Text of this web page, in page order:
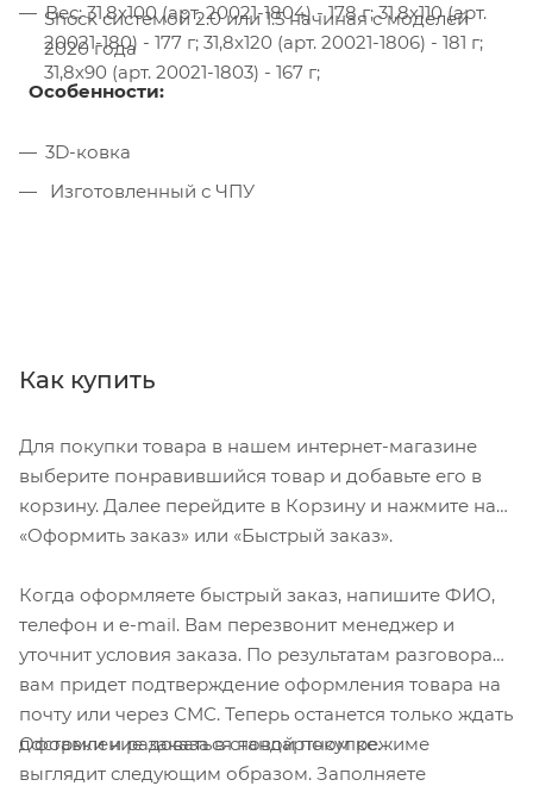
Вес: 31,8х100 (арт. 20021-1804) - 178 г; 31,8х110 (арт.
20021-180) - 177 г; 31,8х120 (арт. 20021-1806) - 181 г;
31,8х90 (арт. 20021-1803) - 167 г;
Shock системой 2.0 или 1.5 начиная с моделей
2020 года
Особенности:
3D-ковка
Изготовленный с ЧПУ
Как купить
Для покупки товара в нашем интернет-магазине
выберите понравившийся товар и добавьте его в
корзину. Далее перейдите в Корзину и нажмите на
«Оформить заказ» или «Быстрый заказ».
Когда оформляете быстрый заказ, напишите ФИО,
телефон и e-mail. Вам перезвонит менеджер и
уточнит условия заказа. По результатам разговора
вам придет подтверждение оформления товара на
почту или через СМС. Теперь останется только ждать
доставки и радоваться новой покупке.
Оформление заказа в стандартном режиме
выглядит следующим образом. Заполняете